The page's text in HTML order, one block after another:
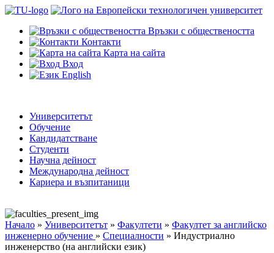
Връзки с обществеността
Контакти
Карта на сайта
Вход
English
Университетът
Обучение
Кандидатстване
Студенти
Научна дейност
Международна дейност
Кариера и възпитаници
Начало » Университетът » Факултети » Факултет за английско
инженерно обучение » Специалности » Индустриално
инженерство (на английски език)